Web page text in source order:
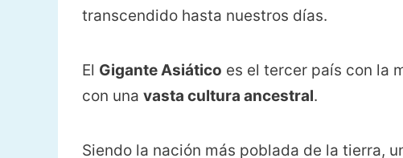
transcendido hasta nuestros días.
El Gigante Asiático es el tercer país con la
con una vasta cultura ancestral.
Siendo la nación más poblada de la tierra,